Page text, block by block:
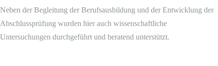
Neben der Begleitung der Berufsausbildung und der Entwicklung der
Abschlussprüfung wurden hier auch wissenschaftliche
Untersuchungen durchgeführt und beratend unterstützt.